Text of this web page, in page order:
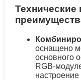
Технические
оснащено
основного
RGB-